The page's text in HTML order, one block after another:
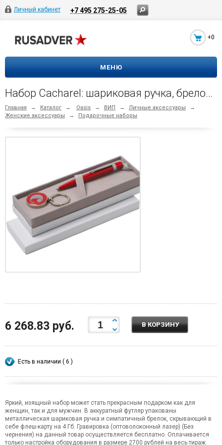
Личный кабинет +7 495 275-25-05
+0
МЕНЮ
Набор Cacharel: шариковая ручка, брелок с флеш-картой USB 2. на 4 Гб, красный/серебристый
Главная → Каталог → Oasis → ВИП → Личные аксессуары
→
Женские аксессуары
→ Подарочные наборы
6 268.83 руб. В КОРЗИНУ
Есть в наличии ( 6 )
Яркий, изящный набор может стать прекрасным подарком как для
женщин, так и для мужчин. В аккуратный футляр упакованы
металлическая шариковая ручка и симпатичный брелок, скрывающий в
себе флеш-карту на 4 Гб. Гравировка (оптоволоконный лазер) (Без
чернения) на данный товар осуществляется бесплатно. Оплачивается
только настройка оборудования в размере 2700 рублей на весь тираж.